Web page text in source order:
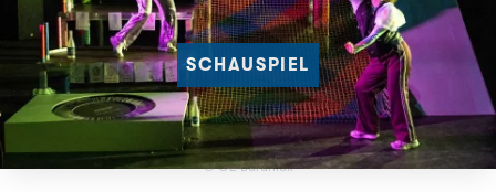
SCHAUSPIEL
© G2 Baraniak